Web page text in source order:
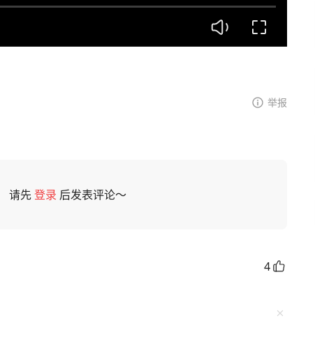
举报
请先登录 后发表评论～
4